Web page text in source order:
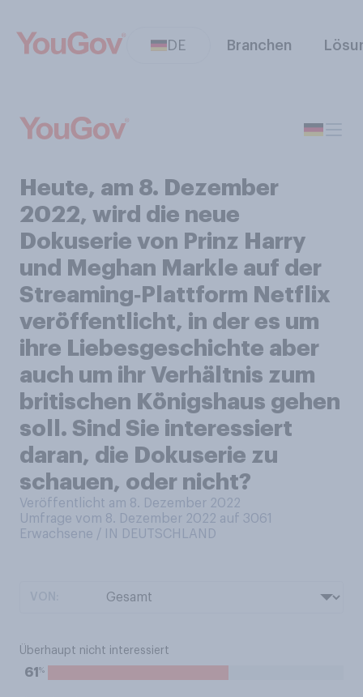
DE Branchen
Heute, am 8. Dezember
2022, wird die neue
Dokuserie von Prinz Harry
und Meghan Markle auf der
Streaming‑Plattform Netflix
veröffentlicht, in der es um
ihre Liebesgeschichte aber
auch um ihr Verhältnis zum
britischen Königshaus gehen
soll. Sind Sie interessiert
daran, die Dokuserie zu
schauen, oder nicht?
Veröffentlicht am 8. Dezember 2022
Umfrage vom 8. Dezember 2022 auf 3061
Erwachsene / IN DEUTSCHLAND
Überhaupt nicht interessiert
61 %